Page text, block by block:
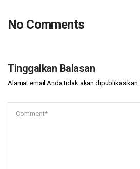
No Comments
Tinggalkan Balasan
Alamat email Anda tidak akan dipublikasikan.